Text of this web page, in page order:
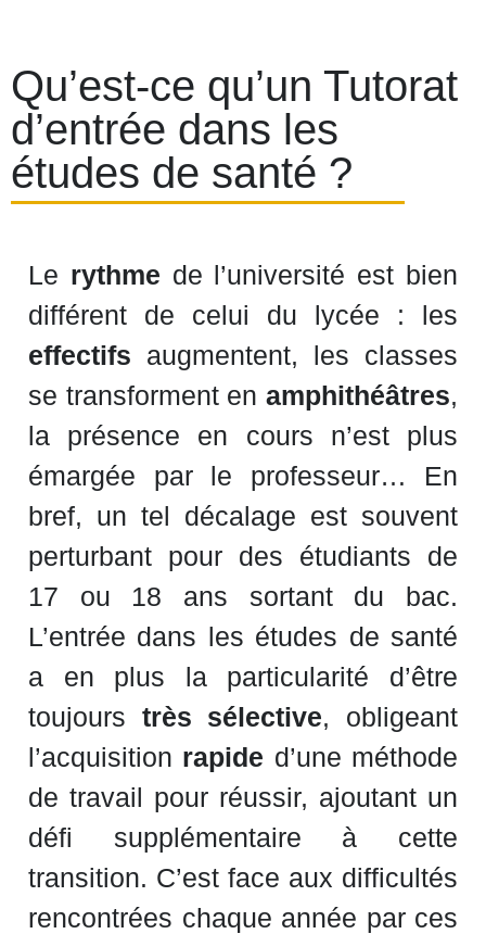
Qu’est-ce qu’un Tutorat
d’entrée dans les
études de santé ?
Le rythme de l’université est bien
différent de celui du lycée : les
effectifs augmentent, les classes
se transforment en amphithéâtres,
la présence en cours n’est plus
émargée par le professeur… En
bref, un tel décalage est souvent
perturbant pour des étudiants de
17 ou 18 ans sortant du bac.
L’entrée dans les études de santé
a en plus la particularité d’être
toujours très sélective, obligeant
l’acquisition rapide d’une méthode
de travail pour réussir, ajoutant un
défi supplémentaire à cette
transition. C’est face aux difficultés
rencontrées chaque année par ces